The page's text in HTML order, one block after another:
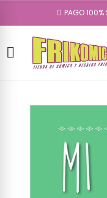
PAGO 100%